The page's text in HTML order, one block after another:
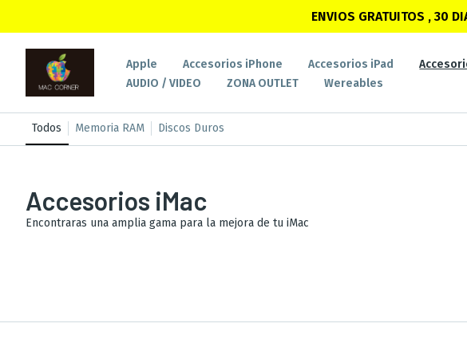
ENVIOS GRATUITOS , 30
Apple Accesorios iPhone Accesorios iPad
AUDIO / VIDEO
ZONA OUTLET Wereables
Todos Memoria RAM Discos Duros
Accesorios iMac
Encontraras una amplia gama para la mejora de tu iMac